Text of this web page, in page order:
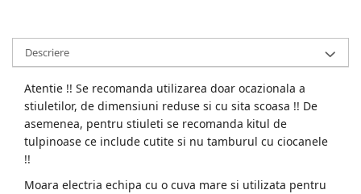
Descriere
Atentie !! Se recomanda utilizarea doar ocazionala a
stiuletilor, de dimensiuni reduse si cu sita scoasa !! De
asemenea, pentru stiuleti se recomanda kitul de
tulpinoase ce include cutite si nu tamburul cu ciocanele
!!
Moara electria echipa cu o cuva mare si utilizata pentru